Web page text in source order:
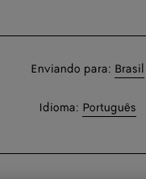
Compre
Enviando para: Brasil
Compre
Idioma: Português